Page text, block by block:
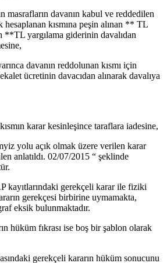
masrafların davanın kabul ve reddedilen
hesaplanan kısmına peşin alınan ** TL
**TL yargılama giderinin davalıdan
davanın reddolunan kısmı için
ücretinin davacıdan alınarak davalıya
karar kesinleşince taraflara iadesine,
yolu açık olmak üzere verilen karar
anlatıldı. 02/07/2015 “ şeklinde
kayıtlarındaki gerekçeli karar ile fiziki
gerekçesi birbirine uymamakta,
eksik bulunmaktadır.
hüküm fıkrası ise boş bir şablon olarak
gerekçeli kararın hüküm sonucunu